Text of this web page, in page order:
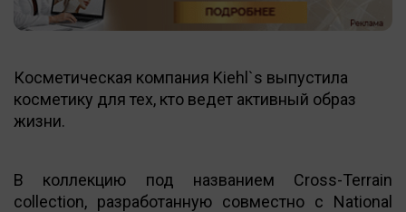
Косметическая компания Kiehl`s выпустила
косметику для тех, кто ведет активный образ
жизни.
В коллекцию под названием Cross-Terrain
collection, разработанную совместно с National